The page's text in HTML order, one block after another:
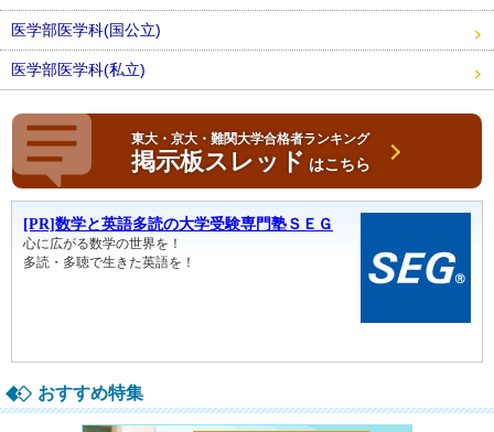
医学部医学科(国公立)
医学部医学科(私立)
東大・京大・難関大学合格者ランキング
掲示板スレッド はこちら
おすすめ特集